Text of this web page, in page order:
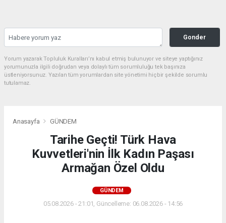
Gonder
Yorum yazarak Topluluk Kuralları’nı kabul etmiş bulunuyor ve siteye yaptığınız
yorumunuzla ilgili doğrudan veya dolaylı tüm sorumluluğu tek başınıza
üstleniyorsunuz. Yazılan tüm yorumlardan site yönetimi hiçbir şekilde sorumlu
tutulamaz.
Anasayfa GÜNDEM
Tarihe Geçti! Türk Hava
Kuvvetleri'nin İlk Kadın Paşası
Armağan Özel Oldu
GÜNDEM
05.08.2026 - 21:01, Güncelleme: 06.08.2026 - 14:56